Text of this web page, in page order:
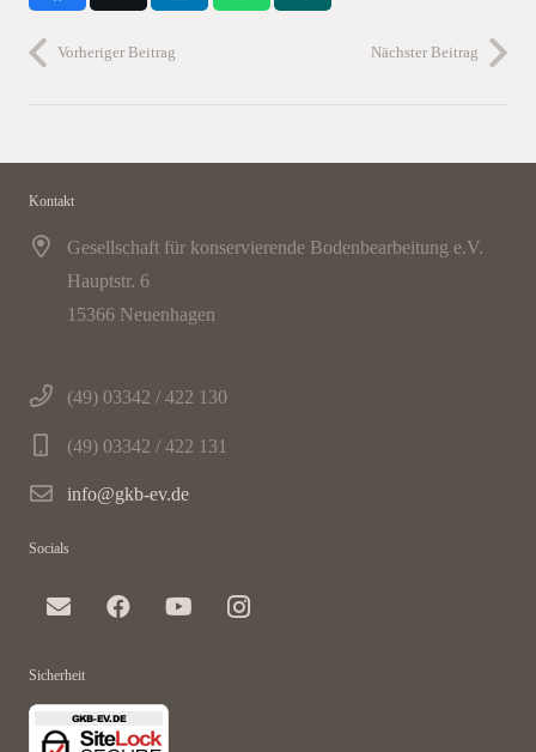
Vorheriger Beitrag Nächster Beitrag
Kontakt
Gesellschaft für konservierende Bodenbearbeitung e.V.
Hauptstr. 6
15366 Neuenhagen
(49) 03342 / 422 130
(49) 03342 / 422 131
info@gkb-ev.de
Socials
Sicherheit